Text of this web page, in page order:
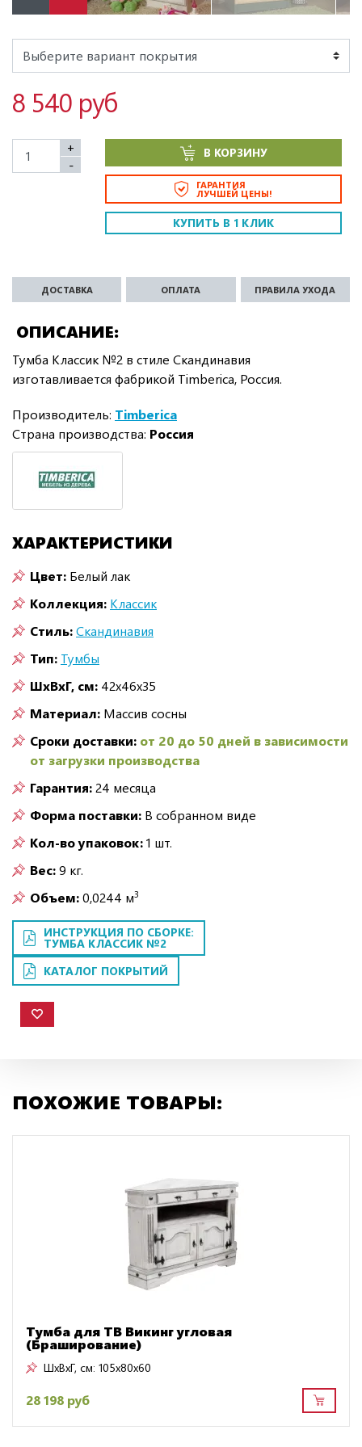
8 540 руб
+
-
В КОРЗИНУ
ГАРАНТИЯ
ЛУЧШЕЙ ЦЕНЫ!
КУПИТЬ В 1 КЛИК
ОПИСАНИЕ
ДОСТАВКА ОПЛАТА ПРАВИЛА УХОДА
Тумба Классик №2 в стиле Скандинавия
изготавливается фабрикой Timberica, Россия.
Производитель: Timberica
Страна производства: Россия
ХАРАКТЕРИСТИКИ
Цвет: Белый лак
Коллекция: Классик
Стиль:Скандинавия
Тип: Тумбы
ШxВxГ, см: 42x46x35
Материал: Массив сосны
Сроки доставки: от 20 до 50 дней в зависимости
от загрузки производства
Гарантия:24 месяца
Форма поставки: В собранном виде
Кол-во упаковок:1 шт.
Вес:9 кг.
Объем:0,0244 м3
ИНСТРУКЦИЯ ПО СБОРКЕ:
ТУМБА КЛАССИК №2
КАТАЛОГ ПОКРЫТИЙ
ПОХОЖИЕ ТОВАРЫ:
Тумба для ТВ Викинг угловая
(Браширование)
ШxВxГ, см: 105x80x60
28 198 руб